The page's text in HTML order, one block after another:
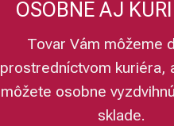
OSOBNE AJ
Tovar Vám môžeme
prostredníctvom kuriéra,
môžete osobne
sklade.